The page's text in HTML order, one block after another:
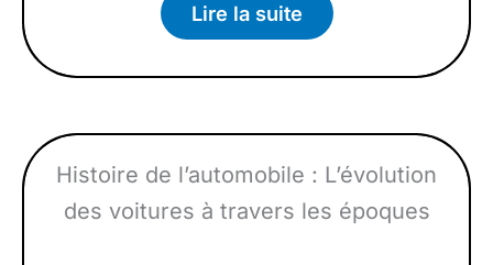
Lire la suite
Histoire de l’automobile : L’évolution
des voitures à travers les époques